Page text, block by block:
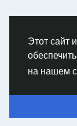
Этот сайт
на нашем